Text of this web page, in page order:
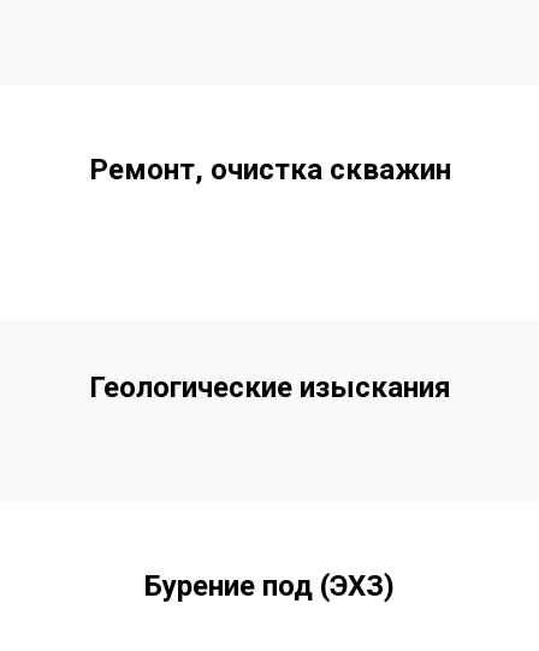
Ремонт, очистка скважин
Геологические изыскания
Бурение под (ЭХЗ)